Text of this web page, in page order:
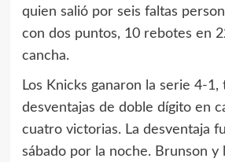
quien salió por seis faltas
con dos puntos, 10 rebotes en
cancha.
Los Knicks ganaron la serie 4-
desventajas de doble dígito en
cuatro victorias. La desventaja
sábado por la noche. Brunson y